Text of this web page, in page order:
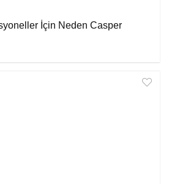
İçin Neden Casper